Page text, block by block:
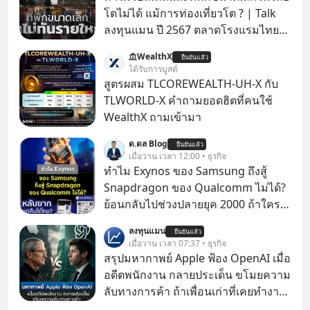
โตไม่ได้ แม้การท่องเที่ยวโต ? | Talk
ลงทุนแมน ปี 2567 ตลาดโรงแรมไทย
หรือไม่ว่า รายได้กว่า 85% กระจุกอยู่กับ
ผู้ประกอบการรายใหญ่ และมีอัตราการ
เติบโตได้ถึง 16% ขณะที่ผู้ประกอบการ
โฮสเทลและที่พักขนาดเล็ก ซึ่งมีสัดส่วน
เพียง 1.3% เท่านั้น เกิดอะไรขึ้นกับที่พัก
รายเล็ก ? อะไรคือข้อจำกัดที่ทำให้โต
ไม่สุด และต้องปลดล็อกกฎเกณฑ์ไหน
เพื่อให้รายเล็กเติบโตได้มากกว่าที่เป็น
อยู่ ? Talk ลงทุนแมนชวนมาวิเคราะห์
เรื่องนี้ กับคุณนรี สุเนต์ตา นายกสมาคม
โฮสเทลและที่พักขนาดเล็ก
(ประเทศไทย)
WealthX ยืนยันแล้ว
ได้รับการบูสต์
สูตรผสม TLCOREWEALTH-UH-X กับ
TLWORLD-X คำถามยอดฮิตที่คนใช้
WealthX ถามเข้ามา
ด.ดล Blog ยืนยันแล้ว
เมื่อวาน เวลา 12:00 • ธุรกิจ
ทำไม Exynos ของ Samsung ถึงสู้
Snapdragon ของ Qualcomm ไม่ได้?
ย้อนกลับไปช่วงปลายยุค 2000 ถ้าใคร
ถือกำลังเดือดจัดทีเดียวนะครับ
ลงทุนแมน ยืนยันแล้ว
เมื่อวาน เวลา 07:37 • ธุรกิจ
สรุปมหากาพย์ Apple ฟ้อง OpenAI เมื่อ
อดีตพนักงาน กลายประเด็น ขโมยความ
ลับทางการค้า ถ้าเพื่อนเก่าที่เคยทำงาน